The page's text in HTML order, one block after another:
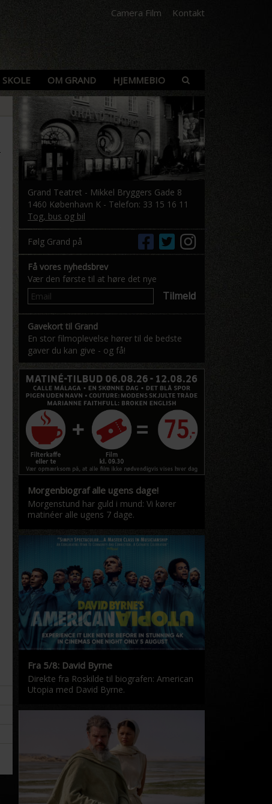
Camera Film Kontakt
SKOLE OM GRAND HJEMMEBIO
Grand Teatret - Mikkel Bryggers Gade 8
1460 København K - Telefon: 33 15 16 11
Tog, bus og bil
Følg Grand på
Få vores nyhedsbrev
Vær den første til at høre det nye
Tilmeld
Gavekort til Grand
En stor filmoplevelse hører til de bedste
gaver du kan give - og få!
Morgenbiograf alle ugens dage!
Morgenstund har guld i mund: Vi kører
matinéer alle ugens 7 dage.
Fra 5/8: David Byrne
Direkte fra Roskilde til biografen: American
Utopia med David Byrne.